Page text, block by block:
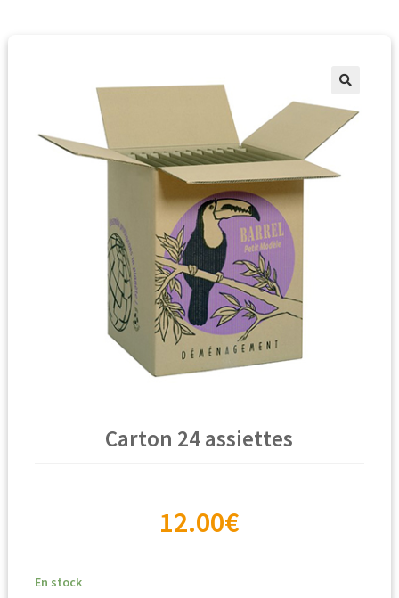
🔍
Carton 24 assiettes
12.00€
En stock